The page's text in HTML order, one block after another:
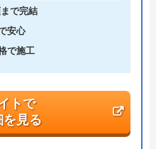
ま市浦和区上木崎1丁目
で完結
安心
で施工
トで
を見る